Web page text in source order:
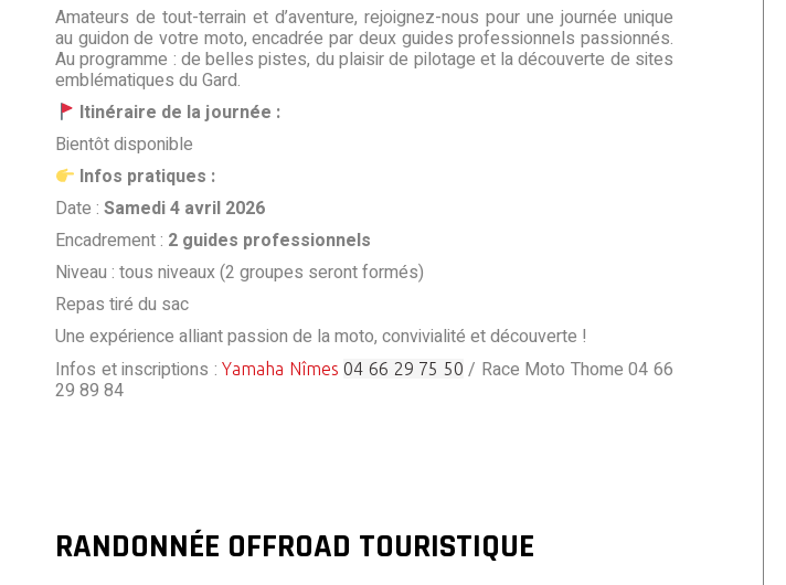
Amateurs de tout-terrain et d’aventure, rejoignez-nous pour une journée unique
au guidon de votre moto, encadrée par deux guides professionnels passionnés.
Au programme : de belles pistes, du plaisir de pilotage et la découverte de sites
emblématiques du Gard.
Itinéraire de la journée :
Bientôt disponible
Infos pratiques :
Date : Samedi 4 avril 2026
Encadrement : 2 guides professionnels
Niveau : tous niveaux (2 groupes seront formés)
Repas tiré du sac
Une expérience alliant passion de la moto, convivialité et découverte !
Infos et inscriptions :Yamaha Nîmes 04 66 29 75 50 / Race Moto Thome 04 66
29 89 84
RANDONNÉE OFFROAD TOURISTIQUE